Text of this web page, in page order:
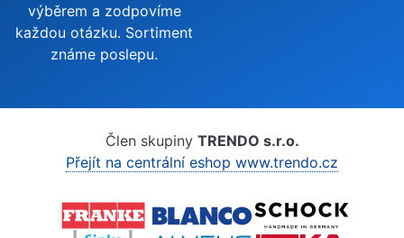
výběrem a zodpovíme
každou otázku. Sortiment
známe poslepu.
Člen skupiny TRENDO s.r.o.
Přejít na centrální eshop www.trendo.cz